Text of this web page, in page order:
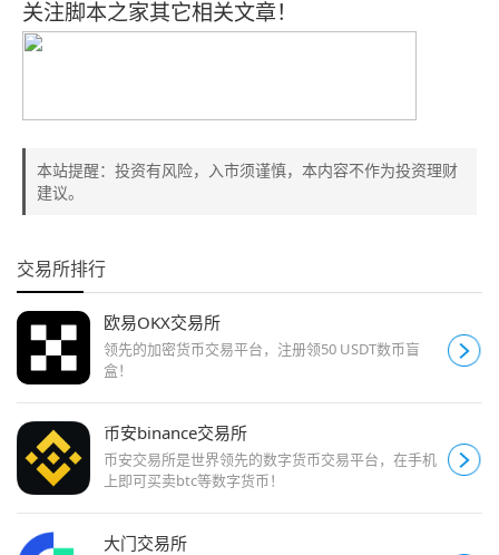
关注脚本之家其它相关文章！
本站提醒：投资有风险，入市须谨慎，本内容不作为投资理财
建议。
交易所排行
欧易OKX交易所
领先的加密货币交易平台，注册领50 USDT数币盲
盒！
币安binance交易所
币安交易所是世界领先的数字货币交易平台，在手机
上即可买卖btc等数字货币！
大门交易所